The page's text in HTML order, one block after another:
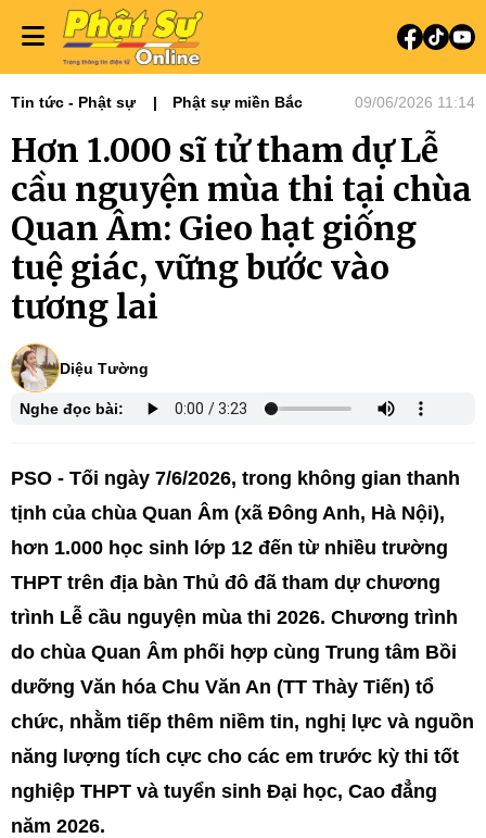
Tin tức - Phật sự Phật sự miền Bắc 09/06/2026 11:14
Hơn 1.000 sĩ tử tham dự Lễ
cầu nguyện mùa thi tại chùa
Quan Âm: Gieo hạt giống
tuệ giác, vững bước vào
tương lai
Diệu Tường
Nghe đọc bài:
PSO - Tối ngày 7/6/2026, trong không gian thanh
tịnh của chùa Quan Âm (xã Đông Anh, Hà Nội),
hơn 1.000 học sinh lớp 12 đến từ nhiều trường
THPT trên địa bàn Thủ đô đã tham dự chương
trình Lễ cầu nguyện mùa thi 2026. Chương trình
do chùa Quan Âm phối hợp cùng Trung tâm Bồi
dưỡng Văn hóa Chu Văn An (TT Thày Tiến) tổ
chức, nhằm tiếp thêm niềm tin, nghị lực và nguồn
năng lượng tích cực cho các em trước kỳ thi tốt
nghiệp THPT và tuyển sinh Đại học, Cao đẳng
năm 2026.